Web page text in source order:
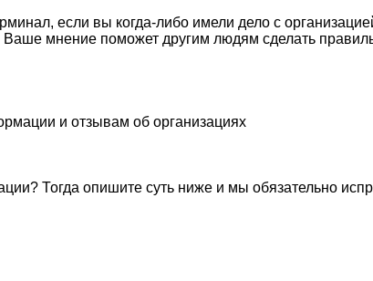
если вы когда-либо имели дело с
мнение поможет другим людям сделать
и отзывам об организациях
Тогда опишите суть ниже и мы обязательно